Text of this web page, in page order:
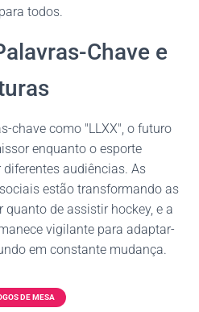
todos.
Chave e
chave como "LLXX", o futuro
enquanto o esporte
audiências. As
estão transformando as
de assistir hockey, e a
vigilante para adaptar-
em constante mudança.
DE MESA